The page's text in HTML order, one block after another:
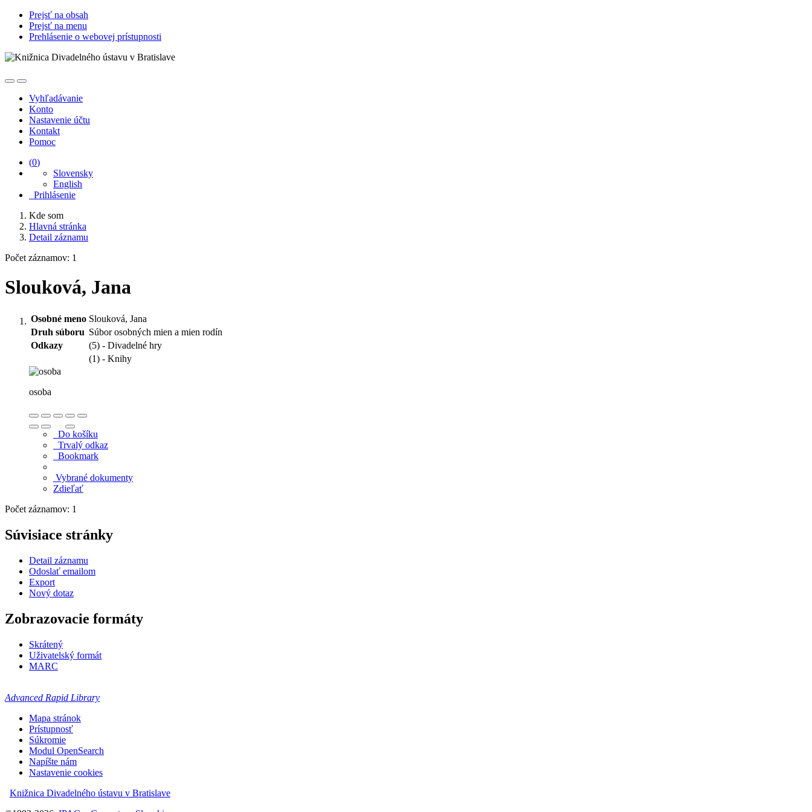
Prejsť na obsah
Prejsť na menu
Prehlásenie o webovej prístupnosti
Vyhľadávanie
Konto
Nastavenie účtu
Kontakt
Pomoc
(0)
Slovensky
English
Prihlásenie
Kde som
Hlavná stránka
Detail záznamu
Počet záznamov: 1
Slouková, Jana
Osobné meno Slouková, Jana
Druh súboru Súbor osobných mien a mien rodín
Odkazy
(5) - Divadelné hry
(1) - Knihy
osoba
Do košíku
Trvalý odkaz
Bookmark
Vybrané dokumenty
Zdieľať
Počet záznamov: 1
Súvisiace stránky
Detail záznamu
Odoslať emailom
Export
Nový dotaz
Zobrazovacie formáty
Skrátený
Uživatelský formát
MARC
Advanced Rapid Library
Mapa stránok
Prístupnosť
Súkromie
Modul OpenSearch
Napíšte nám
Nastavenie cookies
Knižnica Divadelného ústavu v Bratislave